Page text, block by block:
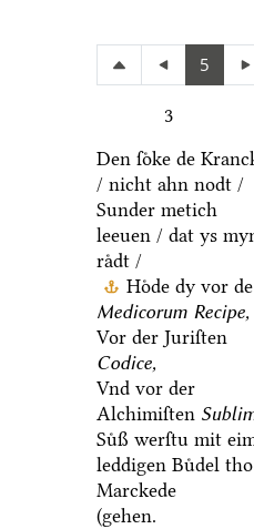
5
3
Den ſoͤke de
/ nicht ahn nodt /
Sunder metich
leeuen / dat ys
raͤdt /
Hoͤde dy vor de
Medicorum Recipe,
Vor der Juriſten
Codice,
Vnd vor der
Alchimiſten
Suͤß werſtu mit
leddigen Buͤdel tho
Marckede
(gehen.